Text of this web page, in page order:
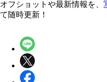
オフショットや最新情報を、
て随時更新！